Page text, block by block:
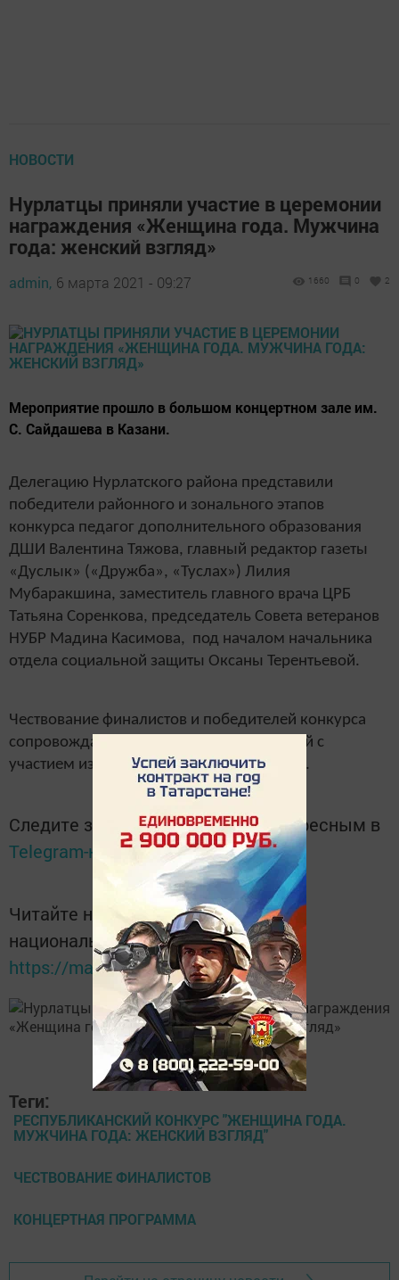
НОВОСТИ
Нурлатцы приняли участие в церемонии
награждения «Женщина года. Мужчина
года: женский взгляд»
admin, 6 марта 2021 - 09:27 1660 0 2
Мероприятие прошло в большом концертном зале им.
С. Сайдашева в Казани.
Делегацию Нурлатского района представили
победители районного и зонального этапов
конкурса педагог дополнительного образования
ДШИ Валентина Тяжова, главный редактор газеты
«Дуслык» («Дружба», «Туслах») Лилия
Мубаракшина, заместитель главного врача ЦРБ
Татьяна Соренкова, председатель Совета ветеранов
НУБР Мадина Касимова, под началом начальника
отдела социальной защиты Оксаны Терентьевой.
Чествование финалистов и победителей конкурса
сопровождалось концертной программой с
участием известных артистов республики.
Следите за самым важным и интересным в
Telegram-каналеТатмедиа
Читайте новости Татарстана в
национальном мессенджере MАХ:
https://max.ru/tatmedia
Теги:
РЕСПУБЛИКАНСКИЙ КОНКУРС "ЖЕНЩИНА ГОДА.
МУЖЧИНА ГОДА: ЖЕНСКИЙ ВЗГЛЯД"
ЧЕСТВОВАНИЕ ФИНАЛИСТОВ
КОНЦЕРТНАЯ ПРОГРАММА